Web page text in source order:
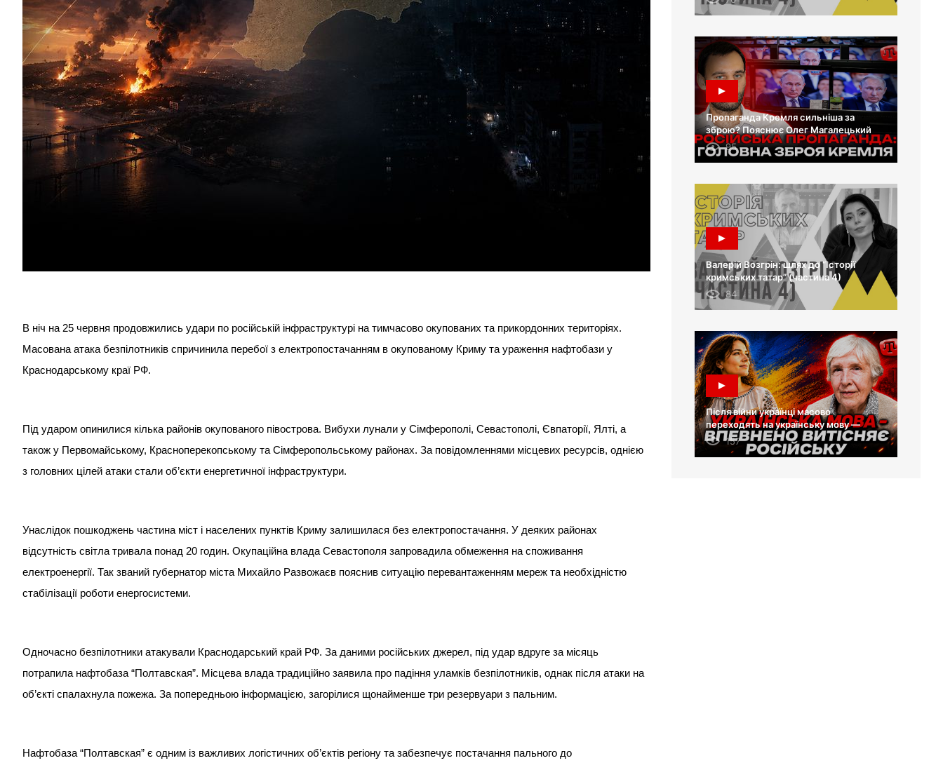
В ніч на 25 червня продовжились удари по російській інфраструктурі на тимчасово окупованих та прикордонних територіях.
Масована атака безпілотників спричинила перебої з електропостачанням в окупованому Криму та ураження нафтобази у
Краснодарському краї РФ.
Під ударом опинилися кілька районів окупованого півострова. Вибухи лунали у Сімферополі, Севастополі, Євпаторії, Ялті, а
також у Первомайському, Красноперекопському та Сімферопольському районах. За повідомленнями місцевих ресурсів, однією
з головних цілей атаки стали об’єкти енергетичної інфраструктури.
Унаслідок пошкоджень частина міст і населених пунктів Криму залишилася без електропостачання. У деяких районах
відсутність світла тривала понад 20 годин. Окупаційна влада Севастополя запровадила обмеження на споживання
електроенергії. Так званий губернатор міста Михайло Развожаєв пояснив ситуацію перевантаженням мереж та необхідністю
стабілізації роботи енергосистеми.
Одночасно безпілотники атакували Краснодарський край РФ. За даними російських джерел, під удар вдруге за місяць
потрапила нафтобаза “Полтавская”. Місцева влада традиційно заявила про падіння уламків безпілотників, однак після атаки на
об’єкті спалахнула пожежа. За попередньою інформацією, загорілися щонайменше три резервуари з пальним.
Нафтобаза “Полтавская” є одним із важливих логістичних об’єктів регіону та забезпечує постачання пального до
Пропаганда Кремля сильніша за
зброю? Пояснює Олег Магалецький
95
Валерій Возгрін: шлях до “Історії
кримських татар” (частина 4)
84
Після війни українці масово
переходять на українську мову —
Лариса Масенко
157